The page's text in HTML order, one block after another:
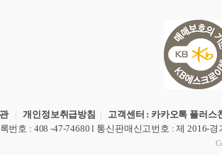
|개인정보취급방침 | 고객센터 : 카카오톡 플러스
번호 : 408 -47-74680 l 통신판매신고번호 : 제 2016-